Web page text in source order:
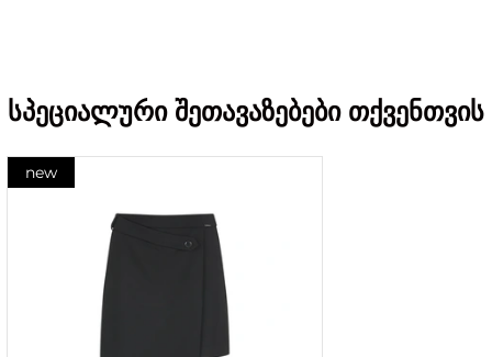
სპეციალური შეთავაზებები თქვენთვის
new